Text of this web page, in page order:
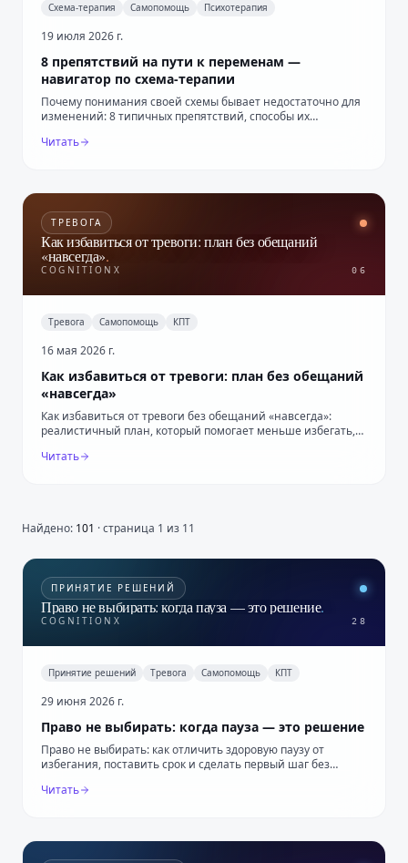
Схема-терапия Самопомощь Психотерапия
19 июля 2026 г.
8 препятствий на пути к переменам —
навигатор по схема-терапии
Почему понимания своей схемы бывает недостаточно для
изменений: 8 типичных препятствий, способы их
Читать
ТРЕВОГА
Как избавиться от тревоги: план без обещаний
«навсегда».
COGNITIONX 06
Тревога Самопомощь КПТ
16 мая 2026 г.
Как избавиться от тревоги: план без обещаний
«навсегда»
Как избавиться от тревоги без обещаний «навсегда»:
реалистичный план, который помогает меньше избегать,
Читать
Найдено: 101 · страница 1 из 11
ПРИНЯТИЕ РЕШЕНИЙ
Право не выбирать: когда пауза — это решение.
COGNITIONX 28
Принятие решений Тревога Самопомощь КПТ
29 июня 2026 г.
Право не выбирать: когда пауза — это решение
Право не выбирать: как отличить здоровую паузу от
избегания, поставить срок и сделать первый шаг без
Читать